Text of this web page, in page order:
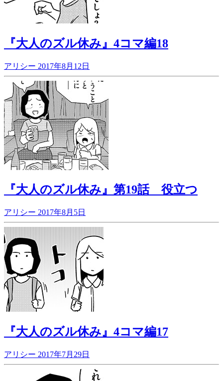
『大人のズル休み』4コマ編18
アリシー 2017年8月12日
『大人のズル休み』第19話 役立つ
アリシー 2017年8月5日
『大人のズル休み』4コマ編17
アリシー 2017年7月29日